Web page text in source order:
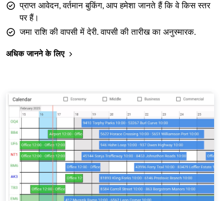
प्राप्त आवेदन, वर्तमान बुकिंग, आप हमेशा जानते हैं कि वे किस स्तर
पर हैं।
जमा राशि की वापसी में देरी. वापसी की तारीख का अनुस्मारक.
अधिक जानने के लिए